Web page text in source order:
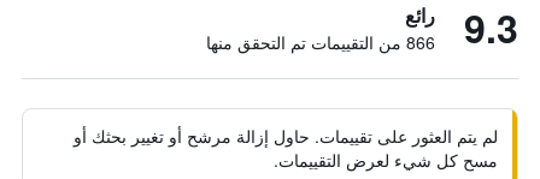
9.3 رائع
866 من التقييمات تم التحقق منها
لم يتم العثور على تقييمات. حاول إزالة مرشح أو تغيير بحثك أو
مسح كل شيء لعرض التقييمات.